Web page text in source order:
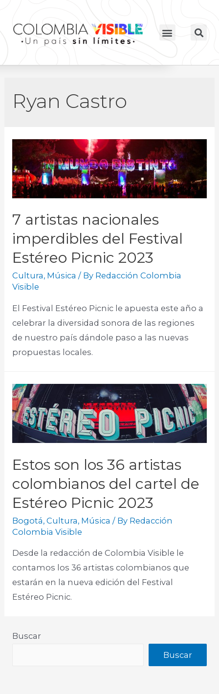
Ryan Castro
7 artistas nacionales
imperdibles del Festival
Estéreo Picnic 2023
Cultura, Música / By Redacción Colombia
Visible
El Festival Estéreo Picnic le apuesta este año a
celebrar la diversidad sonora de las regiones
de nuestro país dándole paso a las nuevas
propuestas locales.
Estos son los 36 artistas
colombianos del cartel de
Estéreo Picnic 2023
Bogotá,Cultura, Música / By Redacción
Colombia Visible
Desde la redacción de Colombia Visible le
contamos los 36 artistas colombianos que
estarán en la nueva edición del Festival
Estéreo Picnic.​
Buscar
Buscar